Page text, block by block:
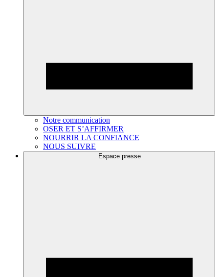
Notre communication
OSER ET S’AFFIRMER
NOURRIR LA CONFIANCE
NOUS SUIVRE
Espace presse